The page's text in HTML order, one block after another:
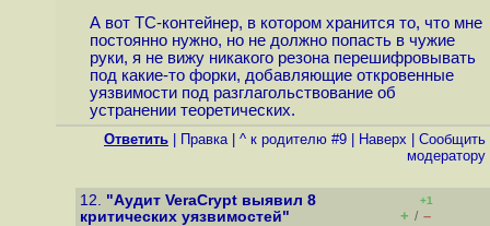
А вот TC-контейнер, в котором хранится то, что мне
постоянно нужно, но не должно попасть в чужие
руки, я не вижу никакого резона перешифровывать
под какие-то форки, добавляющие откровенные
уязвимости под разглагольствование об
устранении теоретических.
Ответить Правка| ^ к родителю #9 Наверх
Cообщить
модератору
12. "Аудит VeraCrypt выявил 8
критических уязвимостей"
+1
+ / –